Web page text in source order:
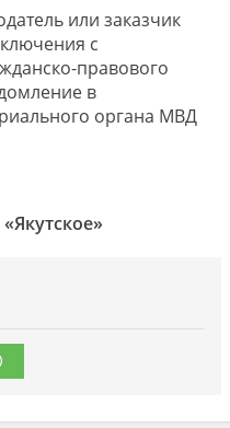
или заказчик
с
правового
в
органа МВД